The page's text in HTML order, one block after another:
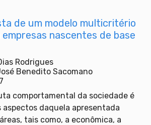
de um modelo multicritério
nascentes de base
Rodrigues
Benedito Sacomano
comportamental da sociedade é
daquela apresentada
tais como, a econômica, a